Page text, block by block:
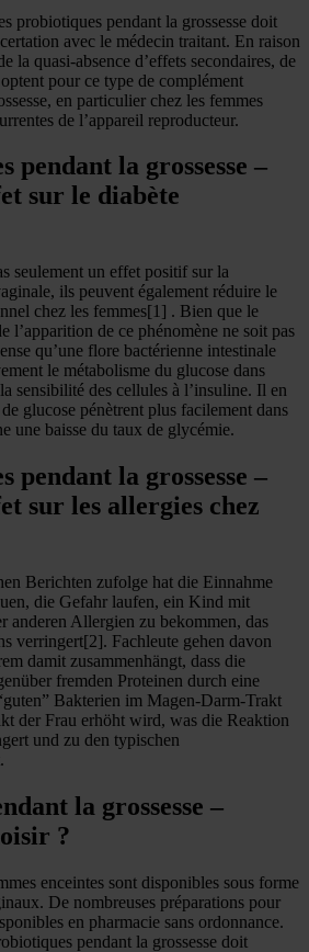
probiotiques pendant la grossesse doit
avec le médecin traitant. En raison
la quasi-absence d’effets secondaires, de
pour ce type de complément
en particulier chez les femmes
de l’appareil reproducteur.
pendant la grossesse –
sur le diabète
seulement un effet positif sur la
ils peuvent également réduire le
chez les femmes[1] . Bien que le
l’apparition de ce phénomène ne soit pas
qu’une flore bactérienne intestinale
le métabolisme du glucose dans
sensibilité des cellules à l’insuline. Il en
glucose pénètrent plus facilement dans
une baisse du taux de glycémie.
pendant la grossesse –
sur les allergies chez
Berichten zufolge hat die Einnahme
die Gefahr laufen, ein Kind mit
anderen Allergien zu bekommen, das
verringert[2]. Fachleute gehen davon
damit zusammenhängt, dass die
fremden Proteinen durch eine
Bakterien im Magen-Darm-Trakt
der Frau erhöht wird, was die Reaktion
und zu den typischen
la grossesse –
?
enceintes sont disponibles sous forme
De nombreuses préparations pour
en pharmacie sans ordonnance.
pendant la grossesse doit